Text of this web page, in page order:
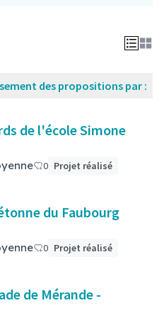
des propositions par :
de l'école Simone
0 Projet réalisé
du Faubourg
0 Projet réalisé
de Mérande -